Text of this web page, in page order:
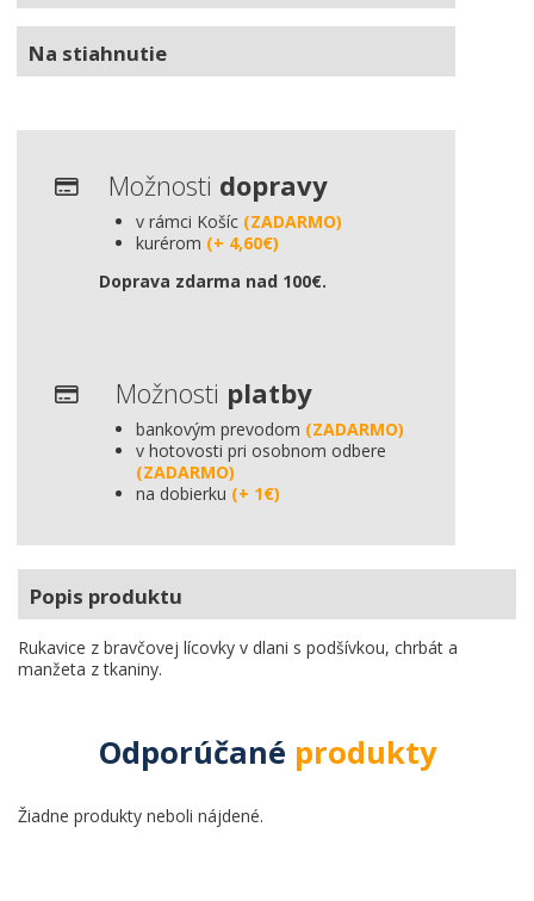
Na stiahnutie
Možnosti dopravy
v rámci Košíc (ZADARMO)
kurérom (+ 4,60€)
Doprava zdarma nad 100€.
Možnosti platby
bankovým prevodom (ZADARMO)
v hotovosti pri osobnom odbere
(ZADARMO)
na dobierku (+ 1€)
Popis produktu
Rukavice z bravčovej lícovky v dlani s podšívkou, chrbát a
manžeta z tkaniny.
Odporúčané produkty
Žiadne produkty neboli nájdené.